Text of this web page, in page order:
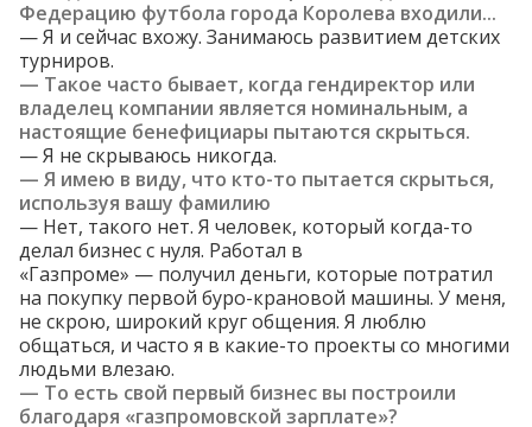
Федерацию футбола города Королева входили...
— Я и сейчас вхожу. Занимаюсь развитием детских
турниров.
— Такое часто бывает, когда гендиректор или
владелец компании является номинальным, а
настоящие бенефициары пытаются скрыться.
— Я не скрываюсь никогда.
— Я имею в виду, что кто-то пытается скрыться,
используя вашу фамилию
— Нет, такого нет. Я человек, который когда-то
делал бизнес с нуля. Работал в
«Газпроме» — получил деньги, которые потратил
на покупку первой буро-крановой машины. У меня,
не скрою, широкий круг общения. Я люблю
общаться, и часто я в какие-то проекты со многими
людьми влезаю.
— То есть свой первый бизнес вы построили
благодаря «газпромовской зарплате»?